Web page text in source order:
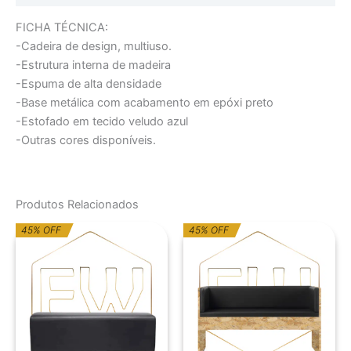
FICHA TÉCNICA:
-Cadeira de design, multiuso.
-Estrutura interna de madeira
-Espuma de alta densidade
-Base metálica com acabamento em epóxi preto
-Estofado em tecido veludo azul
-Outras cores disponíveis.
Produtos Relacionados
45% OFF
O
preço
original
era:
551,10€.
O
preço
atual
é:
303,11€.
45% OFFO
preço
original
era:
945,26€.
O
preço
atual
é:
519,90€.